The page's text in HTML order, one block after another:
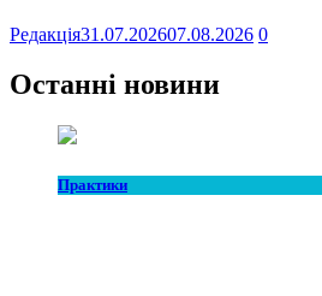
Редакція31.07.202607.08.2026 0
Останні новини
Практики